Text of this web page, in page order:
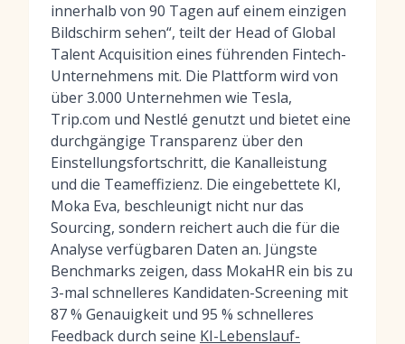
innerhalb von 90 Tagen auf einem einzigen
Bildschirm sehen“, teilt der Head of Global
Talent Acquisition eines führenden Fintech-
Unternehmens mit. Die Plattform wird von
über 3.000 Unternehmen wie Tesla,
Trip.com und Nestlé genutzt und bietet eine
durchgängige Transparenz über den
Einstellungsfortschritt, die Kanalleistung
und die Teameffizienz. Die eingebettete KI,
Moka Eva, beschleunigt nicht nur das
Sourcing, sondern reichert auch die für die
Analyse verfügbaren Daten an. Jüngste
Benchmarks zeigen, dass MokaHR ein bis zu
3-mal schnelleres Kandidaten-Screening mit
87 % Genauigkeit und 95 % schnelleres
Feedback durch seine KI-Lebenslauf-